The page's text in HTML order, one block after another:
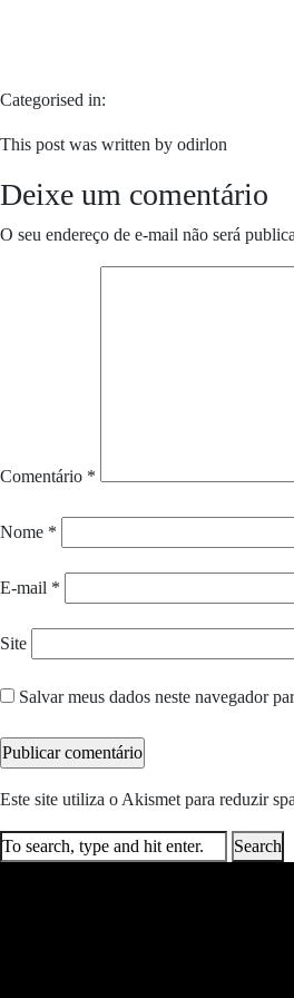
Categorised in:
This post was written by odirlon
Deixe um comentário
O seu endereço de e-mail não será
Comentário *
Nome *
E-mail *
Site
Salvar meus dados neste navegador
Este site utiliza o Akismet para reduzir
Search